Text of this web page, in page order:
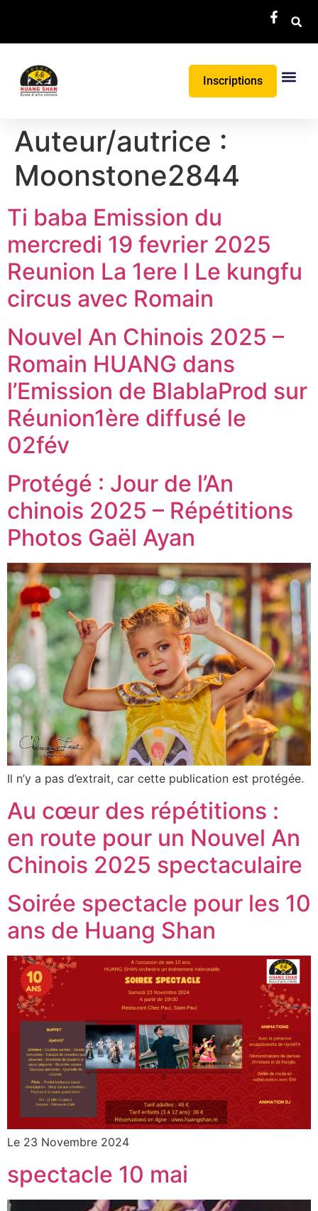
Inscriptions
Auteur/autrice :
Moonstone2844
Ti baba Emission du
mercredi 19 fevrier 2025
Reunion La 1ere l Le kungfu
circus avec Romain
Nouvel An Chinois 2025 –
Romain HUANG dans
l’Emission de BlablaProd sur
Réunion1ère diffusé le
02fév
Protégé : Jour de l’An
chinois 2025 – Répétitions
Photos Gaël Ayan
Il n’y a pas d’extrait, car cette publication est protégée.
Au cœur des répétitions :
en route pour un Nouvel An
Chinois 2025 spectaculaire
Soirée spectacle pour les 10
ans de Huang Shan
Le 23 Novembre 2024
spectacle 10 mai